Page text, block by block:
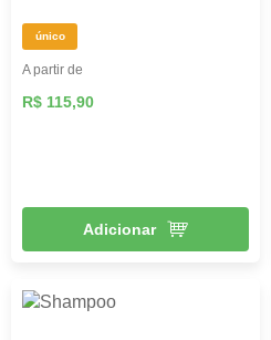
único
A partir de
R$ 115,90
Adicionar